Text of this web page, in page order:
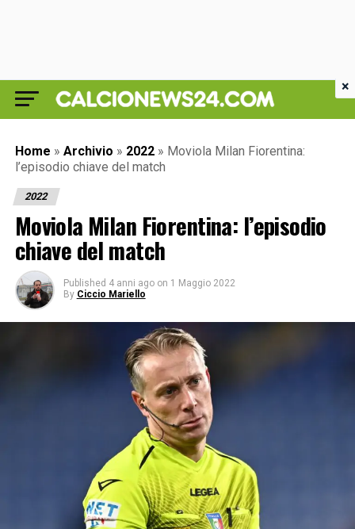
Home » Archivio » 2022 » Moviola Milan Fiorentina:
l’episodio chiave del match
2022
Moviola Milan Fiorentina: l’episodio
chiave del match
Published 4 anni ago on 1 Maggio 2022
By Ciccio Mariello
×